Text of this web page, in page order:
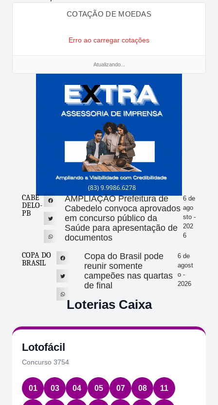
COTAÇÃO DE MOEDAS
Erro ao carregar cotações
Atualizando...
CABE
DELO-
PB
AMPLIAÇÃO Prefeitura de
Cabedelo convoca aprovados
em concurso público da
Saúde para apresentação de
documentos
6 de
ago
sto -
202
6
COPA DO
BRASIL
Copa do Brasil pode
reunir somente
campeões nas quartas
de final
6 de
agost
o -
2026
Loterias Caixa
Lotofácil
Concurso 3754
01 03 04 05 07 08 11